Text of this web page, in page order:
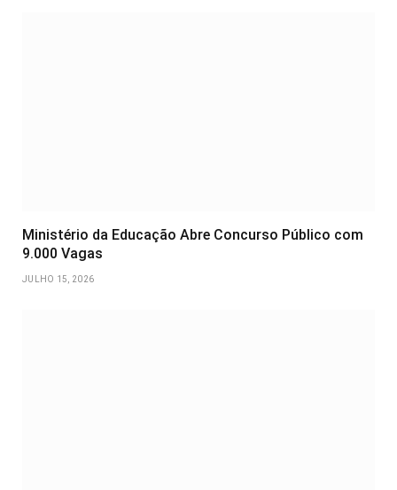
Ministério da Educação Abre Concurso Público com
9.000 Vagas
JULHO 15, 2026